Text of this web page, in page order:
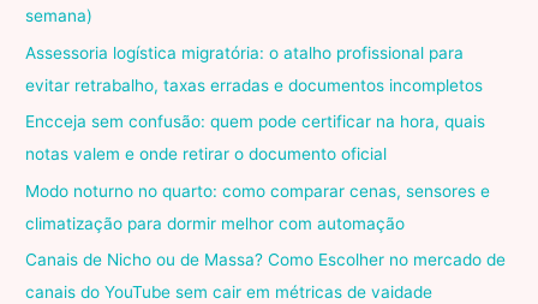
semana)
Assessoria logística migratória: o atalho profissional para
evitar retrabalho, taxas erradas e documentos incompletos
Encceja sem confusão: quem pode certificar na hora, quais
notas valem e onde retirar o documento oficial
Modo noturno no quarto: como comparar cenas, sensores e
climatização para dormir melhor com automação
Canais de Nicho ou de Massa? Como Escolher no mercado de
canais do YouTube sem cair em métricas de vaidade